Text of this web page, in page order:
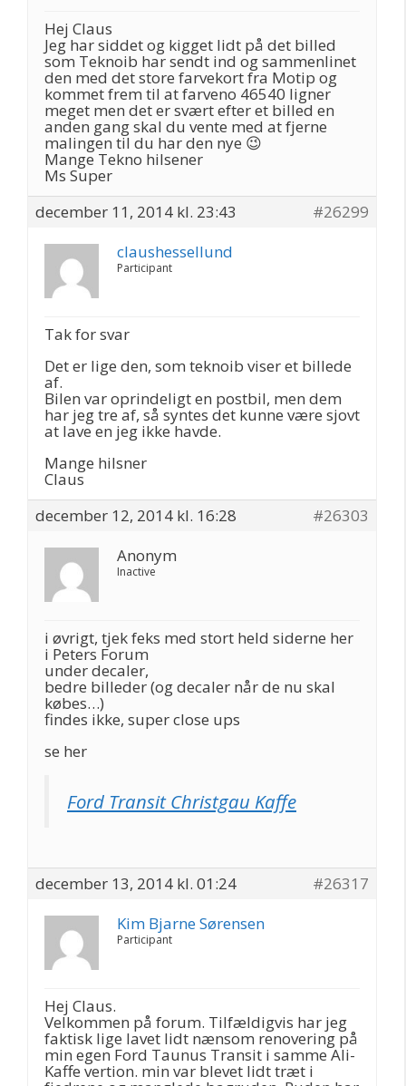
Hej Claus
Jeg har siddet og kigget lidt på det billed
som Teknoib har sendt ind og sammenlinet
den med det store farvekort fra Motip og
kommet frem til at farveno 46540 ligner
meget men det er svært efter et billed en
anden gang skal du vente med at fjerne
malingen til du har den nye 😉
Mange Tekno hilsener
Ms Super
december 11, 2014 kl. 23:43
#26299
claushessellund
Participant
Tak for svar
Det er lige den, som teknoib viser et billede
af.
Bilen var oprindeligt en postbil, men dem
har jeg tre af, så syntes det kunne være sjovt
at lave en jeg ikke havde.
Mange hilsner
Claus
december 12, 2014 kl. 16:28
#26303
Anonym
Inactive
i øvrigt, tjek feks med stort held siderne her
i Peters Forum
under decaler,
bedre billeder (og decaler når de nu skal
købes…)
findes ikke, super close ups
se her
Ford Transit Christgau Kaffe
december 13, 2014 kl. 01:24
#26317
Kim Bjarne Sørensen
Participant
Hej Claus.
Velkommen på forum. Tilfældigvis har jeg
faktisk lige lavet lidt nænsom renovering på
min egen Ford Taunus Transit i samme Ali-
Kaffe vertion. min var blevet lidt træt i